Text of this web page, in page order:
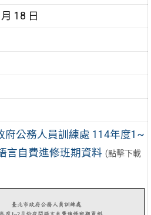
18 日
府公務人員訓練處 114年度1~
言自費進修班期資料 (點擊下載